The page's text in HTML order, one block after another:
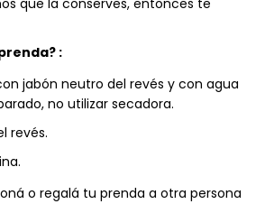
:
jabón neutro del revés y con agua
no utilizar secadora.
revés.
o regalá tu prenda a otra persona